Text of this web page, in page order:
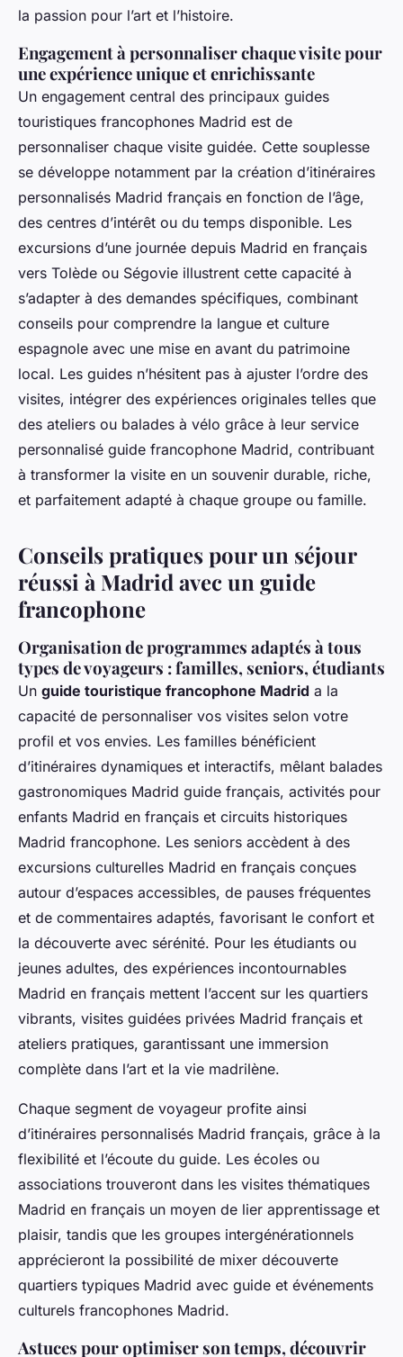
la passion pour l’art et l’histoire.
Engagement à personnaliser chaque visite pour
une expérience unique et enrichissante
Un engagement central des principaux guides
touristiques francophones Madrid est de
personnaliser chaque visite guidée. Cette souplesse
se développe notamment par la création d’itinéraires
personnalisés Madrid français en fonction de l’âge,
des centres d’intérêt ou du temps disponible. Les
excursions d’une journée depuis Madrid en français
vers Tolède ou Ségovie illustrent cette capacité à
s’adapter à des demandes spécifiques, combinant
conseils pour comprendre la langue et culture
espagnole avec une mise en avant du patrimoine
local. Les guides n’hésitent pas à ajuster l’ordre des
visites, intégrer des expériences originales telles que
des ateliers ou balades à vélo grâce à leur service
personnalisé guide francophone Madrid, contribuant
à transformer la visite en un souvenir durable, riche,
et parfaitement adapté à chaque groupe ou famille.
Conseils pratiques pour un séjour
réussi à Madrid avec un guide
francophone
Organisation de programmes adaptés à tous
types de voyageurs : familles, seniors, étudiants
Un guide touristique francophone Madrid a la
capacité de personnaliser vos visites selon votre
profil et vos envies. Les familles bénéficient
d’itinéraires dynamiques et interactifs, mêlant balades
gastronomiques Madrid guide français, activités pour
enfants Madrid en français et circuits historiques
Madrid francophone. Les seniors accèdent à des
excursions culturelles Madrid en français conçues
autour d’espaces accessibles, de pauses fréquentes
et de commentaires adaptés, favorisant le confort et
la découverte avec sérénité. Pour les étudiants ou
jeunes adultes, des expériences incontournables
Madrid en français mettent l’accent sur les quartiers
vibrants, visites guidées privées Madrid français et
ateliers pratiques, garantissant une immersion
complète dans l’art et la vie madrilène.
Chaque segment de voyageur profite ainsi
d’itinéraires personnalisés Madrid français, grâce à la
flexibilité et l’écoute du guide. Les écoles ou
associations trouveront dans les visites thématiques
Madrid en français un moyen de lier apprentissage et
plaisir, tandis que les groupes intergénérationnels
apprécieront la possibilité de mixer découverte
quartiers typiques Madrid avec guide et événements
culturels francophones Madrid.
Astuces pour optimiser son temps, découvrir